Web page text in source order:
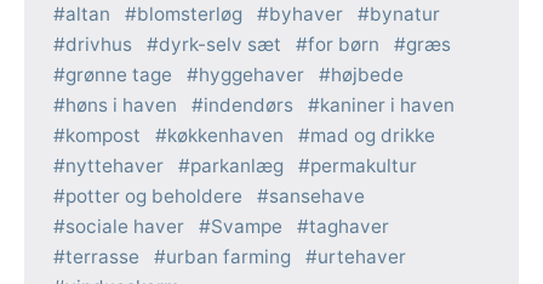
altan blomsterløg byhaver
bynatur
drivhus
dyrk-selv sæt for børn
græs
grønne tage
hyggehaver
højbede
høns i haven
indendørs
kaniner i haven
kompost
køkkenhaven
mad og drikke
nyttehaver
parkanlæg
permakultur
potter og beholdere
sansehave
sociale haver
Svampe
taghaver
terrasse
urban farming
urtehaver